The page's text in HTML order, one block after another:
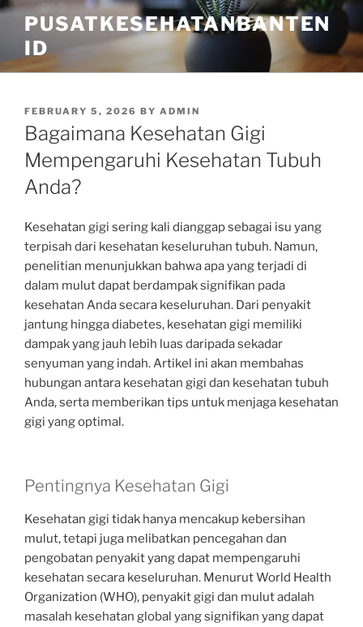
Skip
content
PUSATKESEHATANBANTEN
ID
POSTED
ON
FEBRUARY 5, 2026 BY ADMIN
Bagaimana Kesehatan Gigi
Mempengaruhi Kesehatan Tubuh
Anda?
Kesehatan gigi sering kali dianggap sebagai isu yang
terpisah dari kesehatan keseluruhan tubuh. Namun,
penelitian menunjukkan bahwa apa yang terjadi di
dalam mulut dapat berdampak signifikan pada
kesehatan Anda secara keseluruhan. Dari penyakit
jantung hingga diabetes, kesehatan gigi memiliki
dampak yang jauh lebih luas daripada sekadar
senyuman yang indah. Artikel ini akan membahas
hubungan antara kesehatan gigi dan kesehatan tubuh
Anda, serta memberikan tips untuk menjaga kesehatan
gigi yang optimal.
Pentingnya Kesehatan Gigi
Kesehatan gigi tidak hanya mencakup kebersihan
mulut, tetapi juga melibatkan pencegahan dan
pengobatan penyakit yang dapat mempengaruhi
kesehatan secara keseluruhan. Menurut World Health
Organization (WHO), penyakit gigi dan mulut adalah
masalah kesehatan global yang signifikan yang dapat